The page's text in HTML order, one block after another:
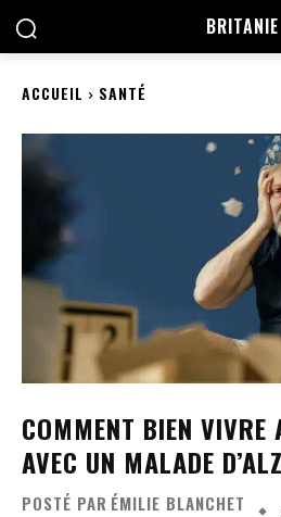
BRITANIE
ACCUEIL SANTÉ
COMMENT BIEN VIVRE
AVEC UN MALADE
POSTÉ PAR ÉMILIE BLANCHET